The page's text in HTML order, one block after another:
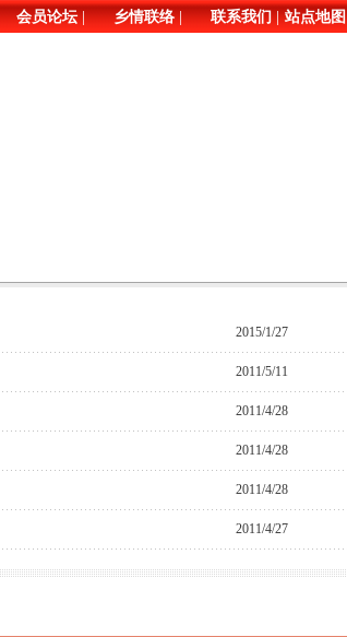
会员论坛| 乡情联络| 联系我们| 站点地图
2015/1/27
2011/5/11
2011/4/28
2011/4/28
2011/4/28
2011/4/27